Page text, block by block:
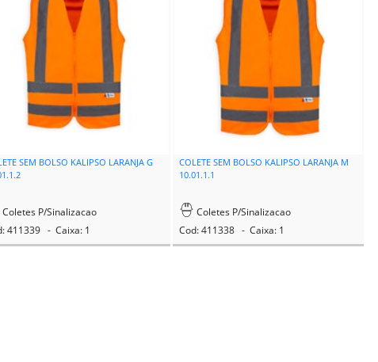
SEM BOLSO KALIPSO LARANJA G
Coletes P/Sinalizacao
411339 - Caixa: 1
COLETE SEM BOLSO KALIPSO LARANJA M
10.01.1.1
Coletes P/Sinalizacao
Cod: 411338 - Caixa: 1